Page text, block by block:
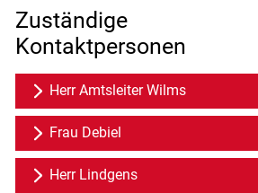
Zuständige
Kontaktpersonen
Herr Amtsleiter Wilms
Frau Debiel
Herr Lindgens